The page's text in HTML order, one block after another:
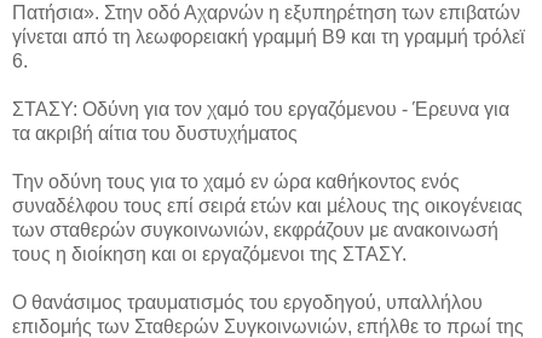
Πατήσια». Στην οδό Αχαρνών η εξυπηρέτηση των επιβατών
γίνεται από τη λεωφορειακή γραμμή Β9 και τη γραμμή τρόλεϊ
6.
ΣΤΑΣΥ: Οδύνη για τον χαμό του εργαζόμενου - Έρευνα για
τα ακριβή αίτια του δυστυχήματος
Την οδύνη τους για το χαμό εν ώρα καθήκοντος ενός
συναδέλφου τους επί σειρά ετών και μέλους της οικογένειας
των σταθερών συγκοινωνιών, εκφράζουν με ανακοινωσή
τους η διοίκηση και οι εργαζόμενοι της ΣΤΑΣΥ.
Ο θανάσιμος τραυματισμός του εργοδηγού, υπαλλήλου
επιδομής των Σταθερών Συγκοινωνιών, επήλθε το πρωί της